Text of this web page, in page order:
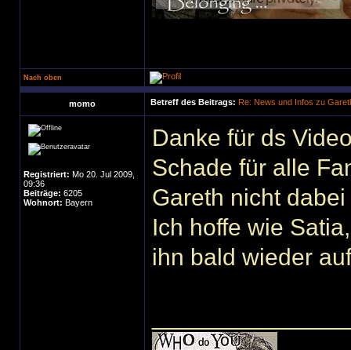
Nach oben
momo Betreff des Beitrags: Re: News und Infos zu
Registriert: Mo 20. Jul 2009,
09:36
Beiträge: 6205
Wohnort: Bayern
Danke für ds
Schade für alle
Gareth nicht
Ich hoffe wie
ihn bald wieder